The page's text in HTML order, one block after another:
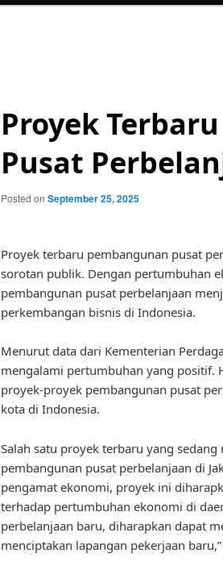
Proyek
Pusat
Posted on September 25, 2025
Proyek terbaru pembangunan pusat
sorotan publik. Dengan pertumbuhan
pembangunan pusat perbelanjaan
perkembangan bisnis di Indonesia.
Menurut data dari Kementerian
mengalami pertumbuhan yang positif.
proyek-proyek pembangunan pusat
kota di Indonesia.
Salah satu proyek terbaru yang
pembangunan pusat perbelanjaan di
pengamat ekonomi, proyek ini
terhadap pertumbuhan ekonomi di
perbelanjaan baru, diharapkan dapat
menciptakan lapangan pekerjaan